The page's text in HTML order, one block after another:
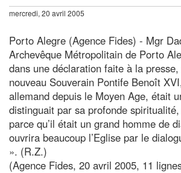
mercredi, 20 avril 2005
Porto Alegre (Agence Fides) - Mgr
Archevêque Métropolitain de Porto
dans une déclaration faite à la
nouveau Souverain Pontife Benoît
allemand depuis le Moyen Age, était
distinguait par sa profonde
parce qu’il était un grand homme de
ouvrira beaucoup l’Eglise par le
». (R.Z.)
(Agence Fides, 20 avril 2005, 11